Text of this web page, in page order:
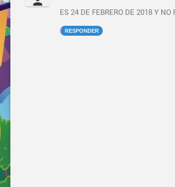
ES 24 DE FEBRERO DE 2018 Y
RESPONDER